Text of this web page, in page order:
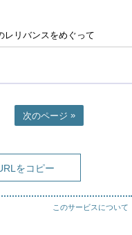
レリバンスをめぐって
次のページ
をコピー
このサービスについて